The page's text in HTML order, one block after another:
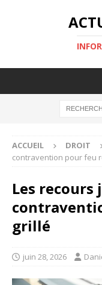
ACCUEIL DROIT
contravention pour feu
Les
grillé
juin 28, 2026